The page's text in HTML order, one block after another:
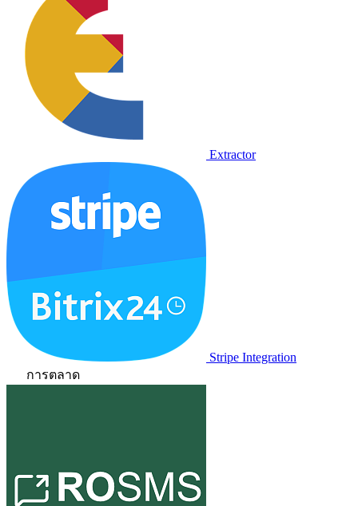
Extractor
Stripe Integration
การตลาด